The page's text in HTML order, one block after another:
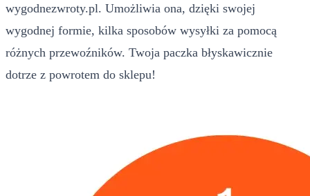
wygodnezwroty.pl. Umożliwia ona, dzięki swojej
wygodnej formie, kilka sposobów wysyłki za pomocą
różnych przewoźników. Twoja paczka błyskawicznie
dotrze z powrotem do sklepu!